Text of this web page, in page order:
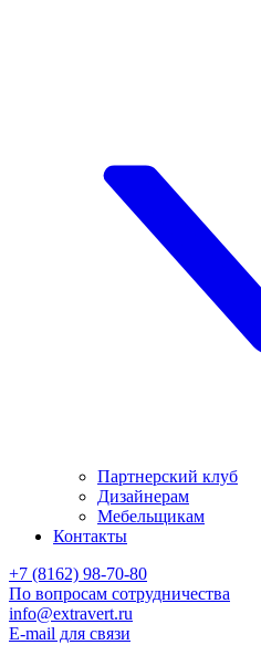
Партнерский клуб
Дизайнерам
Мебельщикам
Контакты
+7 (8162) 98-70-80
По вопросам сотрудничества
info@extravert.ru
E-mail для связи